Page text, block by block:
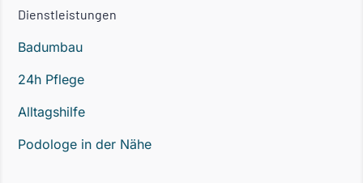
Dienstleistungen
Badumbau
24h Pflege
Alltagshilfe
Podologe in der Nähe